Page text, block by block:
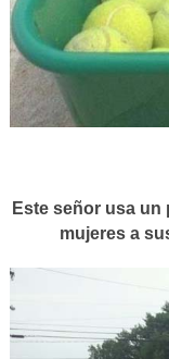
Este señor usa un
mujeres a